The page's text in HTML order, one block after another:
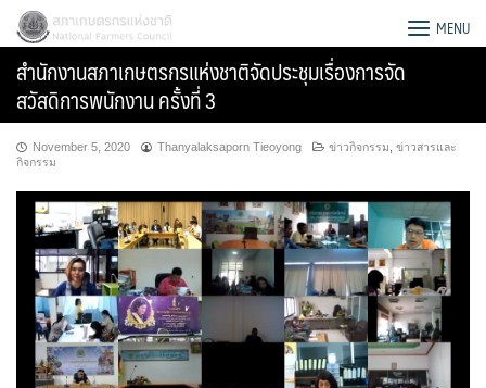
Skip
content
สภาเกษตรกรแห่งชาติ MENU
สำนักงานสภาเกษตรกรแห่งชาติจัดประชุมเรื่องการจัด
สวัสดิการพนักงาน ครั้งที่ 3
November 5, 2020 Thanyalaksaporn Tieoyong ข่าวกิจกรรม ข่าวสารและ
กิจกรรม